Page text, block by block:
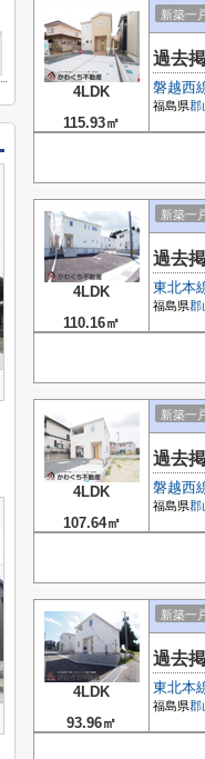
4LDK
115.93㎡
新築一
過去
磐越西
福島県郡
4LDK
110.16㎡
新築一
過去
東北本
福島県郡
4LDK
107.64㎡
新築一
過去
磐越西
福島県郡
4LDK
93.96㎡
新築一
過去
東北本
福島県郡